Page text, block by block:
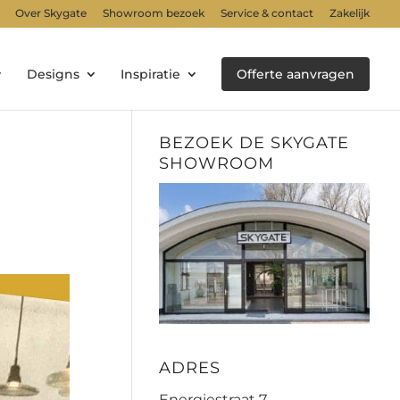
Over Skygate Showroom bezoek Service & contact Zakelijk
Designs Inspiratie Offerte aanvragen
BEZOEK DE SKYGATE
SHOWROOM
ADRES